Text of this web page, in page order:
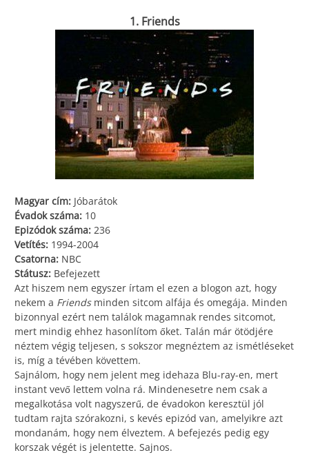
1. Friends
Magyar cím: Jóbarátok
Évadok száma: 10
Epizódok száma: 236
Vetítés: 1994-2004
Csatorna: NBC
Státusz: Befejezett
Azt hiszem nem egyszer írtam el ezen a blogon azt, hogy
nekem a Friends minden sitcom alfája és omegája. Minden
bizonnyal ezért nem találok magamnak rendes sitcomot,
mert mindig ehhez hasonlítom őket. Talán már ötödjére
néztem végig teljesen, s sokszor megnéztem az ismétléseket
is, míg a tévében követtem.
Sajnálom, hogy nem jelent meg idehaza Blu-ray-en, mert
instant vevő lettem volna rá. Mindenesetre nem csak a
megalkotása volt nagyszerű, de évadokon keresztül jól
tudtam rajta szórakozni, s kevés epizód van, amelyikre azt
mondanám, hogy nem élveztem. A befejezés pedig egy
korszak végét is jelentette. Sajnos.